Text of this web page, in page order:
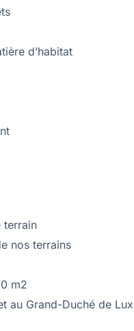
d’habitat
terrain
nos terrains
m2
au Grand-Duché de